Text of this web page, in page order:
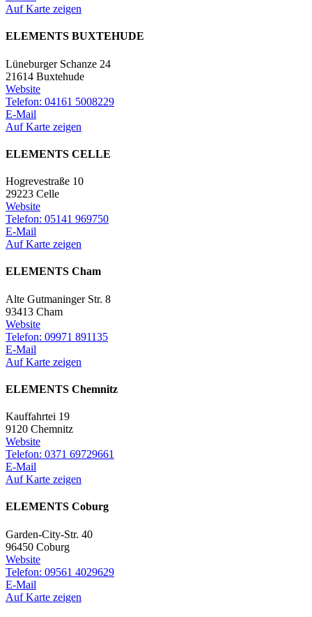
Auf Karte zeigen
ELEMENTS BUXTEHUDE
Lüneburger Schanze 24
21614 Buxtehude
Website
Telefon: 04161 5008229
E-Mail
Auf Karte zeigen
ELEMENTS CELLE
Hogrevestraße 10
29223 Celle
Website
Telefon: 05141 969750
E-Mail
Auf Karte zeigen
ELEMENTS Cham
Alte Gutmaninger Str. 8
93413 Cham
Website
Telefon: 09971 891135
E-Mail
Auf Karte zeigen
ELEMENTS Chemnitz
Kauffahrtei 19
9120 Chemnitz
Website
Telefon: 0371 69729661
E-Mail
Auf Karte zeigen
ELEMENTS Coburg
Garden-City-Str. 40
96450 Coburg
Website
Telefon: 09561 4029629
E-Mail
Auf Karte zeigen